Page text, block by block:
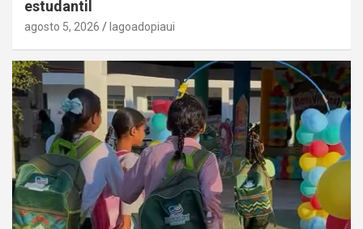
estudantil
agosto 5, 2026 lagoadopiaui